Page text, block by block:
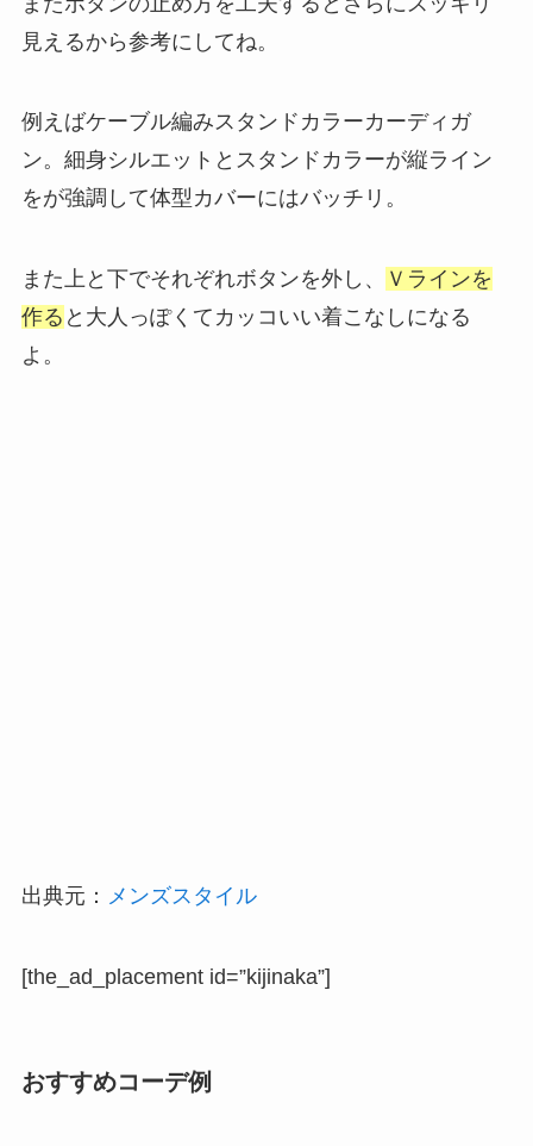
見えるから参考にしてね。
例えばケーブル編みスタンドカラーカーディガ
ン。細身シルエットとスタンドカラーが縦ライン
をが強調して体型カバーにはバッチリ。
また上と下でそれぞれボタンを外し、
Ｖラインを
作る と大人っぽくてカッコいい着こなしになる
よ。
出典元： メンズスタイル
[the_ad_placement id=”kijinaka”]
おすすめコーデ例